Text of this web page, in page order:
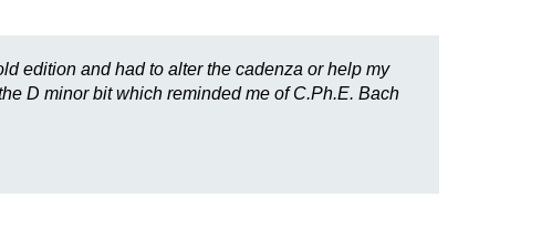
edition and had to alter the cadenza or help my
D minor bit which reminded me of C.Ph.E. Bach